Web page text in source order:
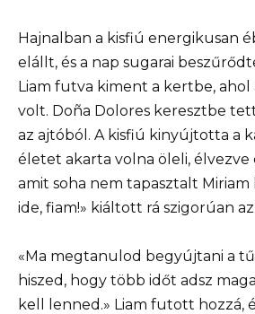
Hajnalban a kisfiú energikusan
elállt, és a nap sugarai
Liam futva kiment a kertbe, ahol
volt. Doña Dolores keresztbe
az ajtóból. A kisfiú kinyújtotta a
életet akarta volna öleli, élvezve
amit soha nem tapasztalt Miriam
ide, fiam!» kiáltott rá szigorúan az
«Ma megtanulod begyújtani a
hiszed, hogy több időt adsz
kell lenned.» Liam futott hozzá,